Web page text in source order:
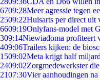
6709:28Meer agressie tegen
2509:22Huisarts per direct uit
6609:19Onlyfans-model met
309:14Niewiadoma profiteert
409:06Trailers kijken: de
1509:02Meta krijgt half
2409:02Zorgmedewerkster
2107:30Vier aanhoudingen